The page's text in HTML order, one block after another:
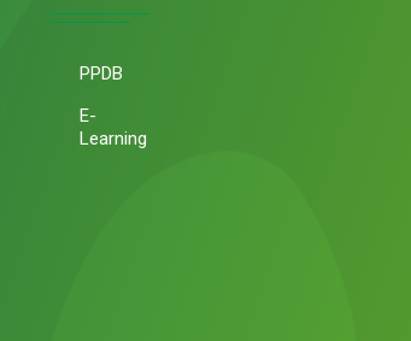
PPDB
E-
Learning